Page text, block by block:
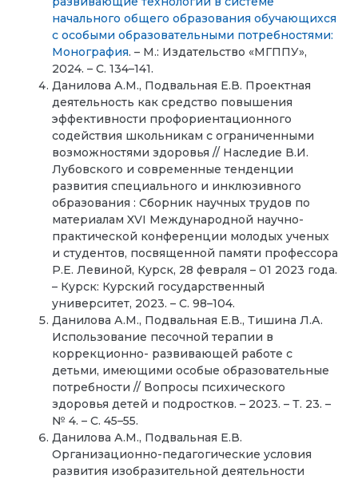
начального общего образования обучающихся
с особыми образовательными потребностями:
Монография. – М.: Издательство «МГППУ»,
2024. – С. 134–141.
Данилова А.М., Подвальная Е.В. Проектная
деятельность как средство повышения
эффективности профориентационного
содействия школьникам с ограниченными
возможностями здоровья // Наследие В.И.
Лубовского и современные тенденции
развития специального и инклюзивного
образования : Сборник научных трудов по
материалам XVI Международной научно-
практической конференции молодых ученых
и студентов, посвященной памяти профессора
Р.Е. Левиной, Курск, 28 февраля – 01 2023 года.
– Курск: Курский государственный
университет, 2023. – С. 98–104.
Данилова А.М., Подвальная Е.В., Тишина Л.А.
Использование песочной терапии в
коррекционно- развивающей работе с
детьми, имеющими особые образовательные
потребности // Вопросы психического
здоровья детей и подростков. – 2023. – Т. 23. –
№ 4. – С. 45–55.
Данилова А.М., Подвальная Е.В.
Организационно-педагогические условия
развития изобразительной деятельности